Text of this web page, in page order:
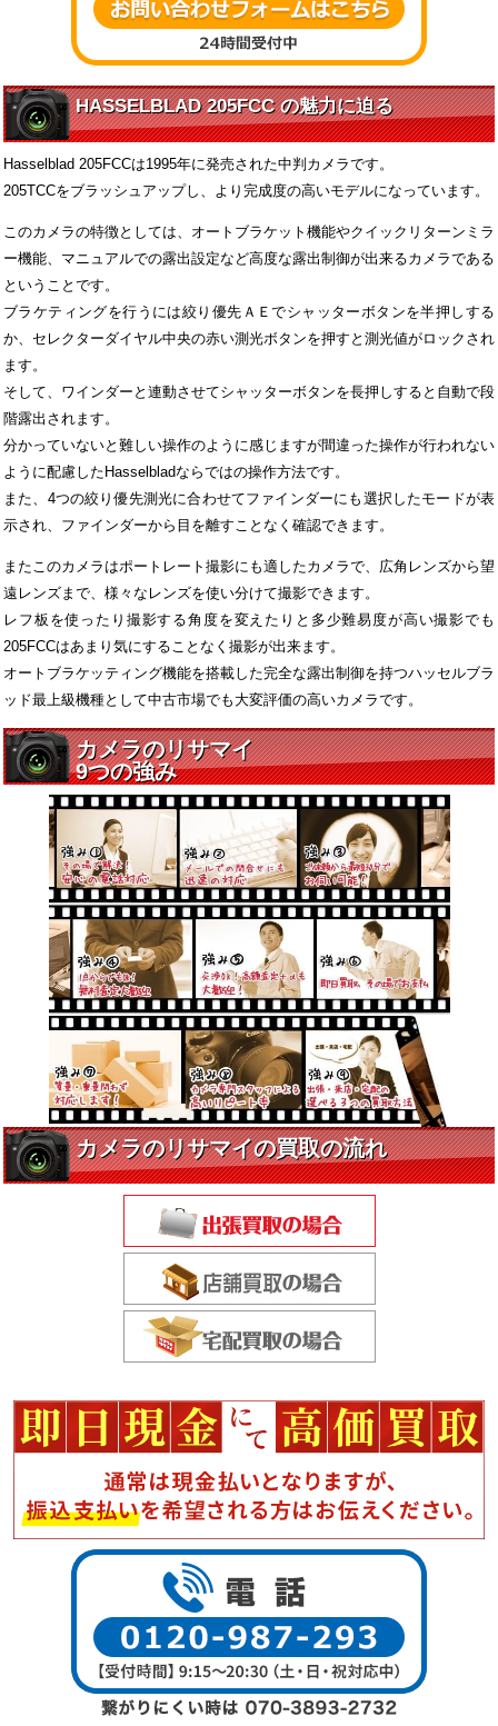
HASSELBLAD 205FCC の魅力に迫る
Hasselblad 205FCCは1995年に発売された中判カメラです。
205TCCをブラッシュアップし、より完成度の高いモデルになっています。
このカメラの特徴としては、オートブラケット機能やクイックリターンミラ
ー機能、マニュアルでの露出設定など高度な露出制御が出来るカメラである
ということです。
ブラケティングを行うには絞り優先ＡＥでシャッターボタンを半押しする
か、セレクターダイヤル中央の赤い測光ボタンを押すと測光値がロックされ
ます。
そして、ワインダーと連動させてシャッターボタンを長押しすると自動で段
階露出されます。
分かっていないと難しい操作のように感じますが間違った操作が行われない
ように配慮したHasselbladならではの操作方法です。
また、4つの絞り優先測光に合わせてファインダーにも選択したモードが表
示され、ファインダーから目を離すことなく確認できます。
またこのカメラはポートレート撮影にも適したカメラで、広角レンズから望
遠レンズまで、様々なレンズを使い分けて撮影できます。
レフ板を使ったり撮影する角度を変えたりと多少難易度が高い撮影でも
205FCCはあまり気にすることなく撮影が出来ます。
オートブラケッティング機能を搭載した完全な露出制御を持つハッセルブラ
ッド最上級機種として中古市場でも大変評価の高いカメラです。